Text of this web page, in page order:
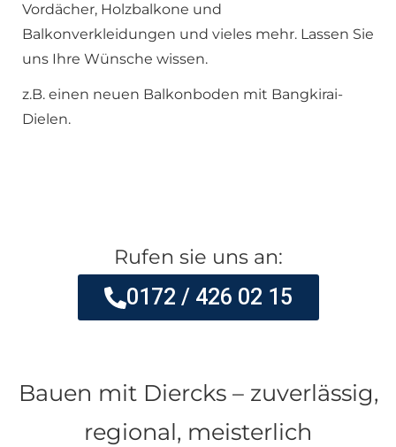
Vordächer, Holzbalkone und
Balkonverkleidungen und vieles mehr. Lassen Sie
uns Ihre Wünsche wissen.
z.B. einen neuen Balkonboden mit Bangkirai-
Dielen.
Rufen sie uns an:
0172 / 426 02 15
Bauen mit Diercks – zuverlässig,
regional, meisterlich